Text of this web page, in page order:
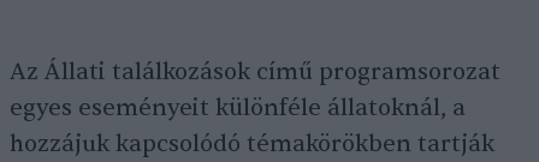
Az Állati találkozások című programsorozat
egyes eseményeit különféle állatoknál, a
hozzájuk kapcsolódó témakörökben tartják